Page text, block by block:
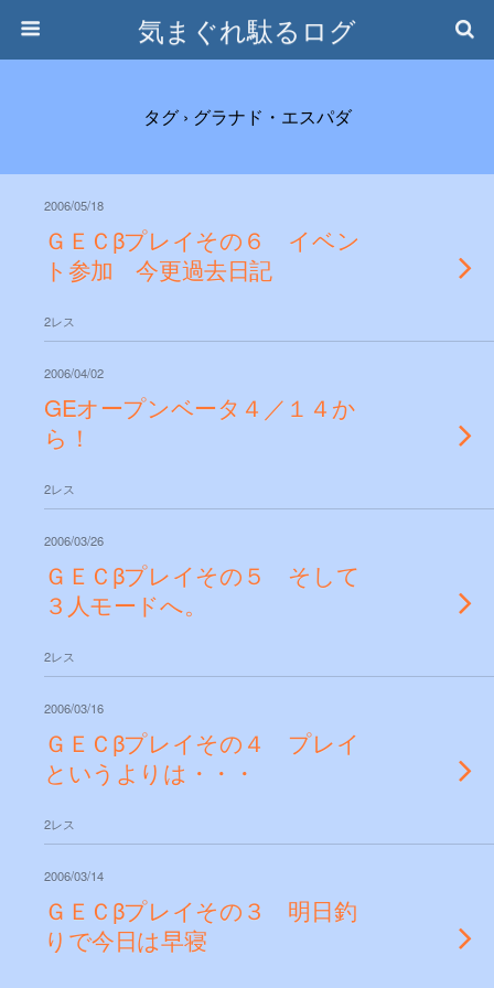
気まぐれ駄るログ
タグ › グラナド・エスパダ
2006/05/18
ＧＥＣβプレイその６ イベン
ト参加 今更過去日記
2レス
2006/04/02
GEオープンベータ４／１４か
ら！
2レス
2006/03/26
ＧＥＣβプレイその５ そして
３人モードへ。
2レス
2006/03/16
ＧＥＣβプレイその４ プレイ
というよりは・・・
2レス
2006/03/14
ＧＥＣβプレイその３ 明日釣
りで今日は早寝